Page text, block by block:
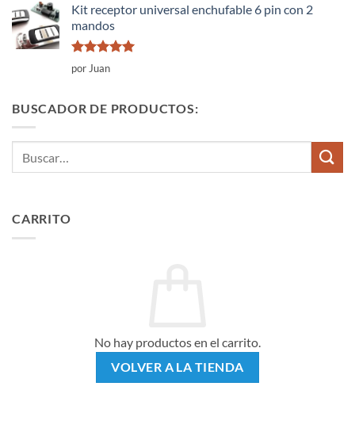
Kit receptor universal enchufable 6 pin con 2
mandos
Valorado
con
por Juan
BUSCADOR DE PRODUCTOS:
CARRITO
No hay productos en el carrito.
VOLVER A LA TIENDA